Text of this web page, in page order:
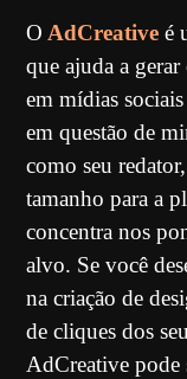
O AdCreative é
que ajuda a
em mídias
em questão de
como seu
tamanho para a
concentra nos
alvo. Se você
na criação de
de cliques dos
AdCreative pode